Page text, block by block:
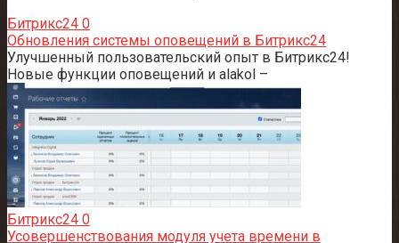
Битрикс24 0
Обновления системы оповещений в Битрикс24
Улучшенный пользовательский опыт в Битрикс24!
Новые функции оповещений и alakol –
Битрикс24 0
Усовершенствования модуля учета времени в